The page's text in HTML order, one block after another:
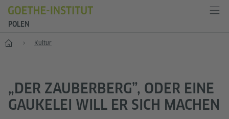
POLEN
Start Kultur
„DER ZAUBERBERG”, ODER EINE
GAUKELEI WILL ER SICH MACHEN